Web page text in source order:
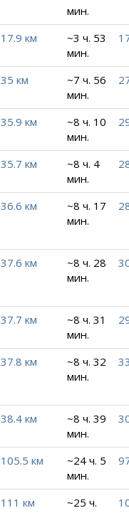
мин.
17.9 км
~3 ч. 53
мин.
35 км
~7 ч. 56
мин.
35.9 км
~8 ч. 10
мин.
35.7 км
~8 ч. 4
мин.
36.6 км
~8 ч. 17
мин.
37.6 км
~8 ч. 28
мин.
37.7 км
~8 ч. 31
мин.
37.8 км
~8 ч. 32
мин.
38.4 км
~8 ч. 39
мин.
105.5 км
~24 ч. 5
мин.
111 км
~25 ч.